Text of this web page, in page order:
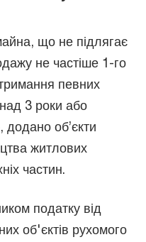
що не підлягає
не частіше 1-го
певних
3 роки або
об’єкти
житлових
частин.
податку від
об'єктів рухомого